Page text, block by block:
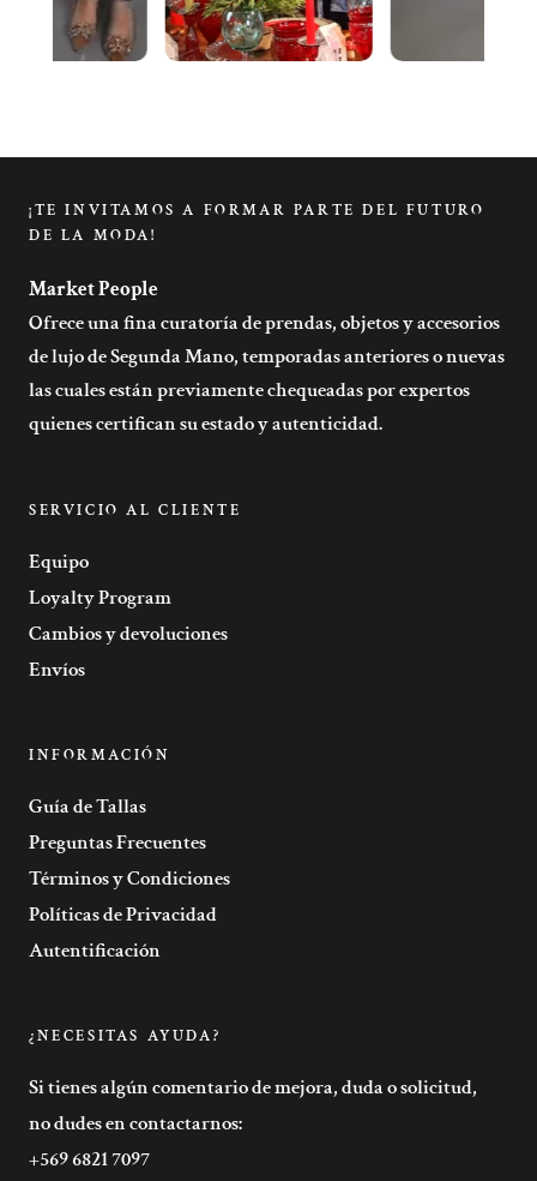
¡TE INVITAMOS A FORMAR PARTE DEL FUTURO
DE LA MODA!
Market People
Ofrece una fina curatoría de prendas, objetos y accesorios
de lujo de Segunda Mano, temporadas anteriores o nuevas
las cuales están previamente chequeadas por expertos
quienes certifican su estado y autenticidad.
SERVICIO AL CLIENTE
Equipo
Loyalty Program
Cambios y devoluciones
Envíos
INFORMACIÓN
Guía de Tallas
Preguntas Frecuentes
Términos y Condiciones
Políticas de Privacidad
Autentificación
¿NECESITAS AYUDA?
Si tienes algún comentario de mejora, duda o solicitud,
no dudes en contactarnos:
+569 6821 7097